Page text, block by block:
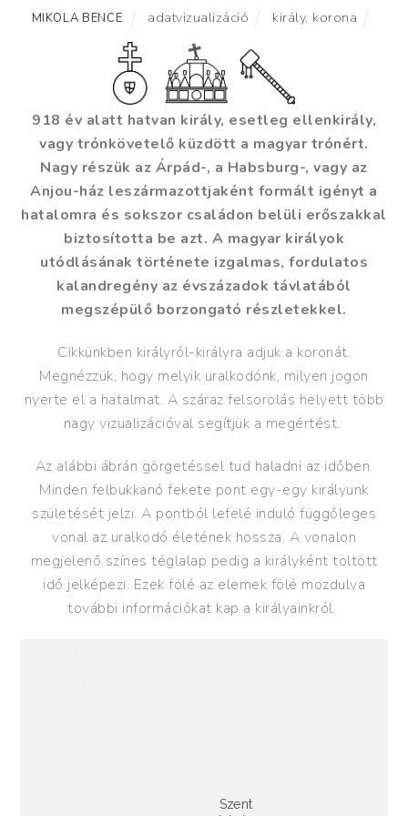
MIKOLA BENCE adatvizualizáció király, korona
918 év alatt hatvan király, esetleg ellenkirály,
vagy trónkövetelő küzdött a magyar trónért.
Nagy részük az Árpád-, a Habsburg-, vagy az
Anjou-ház leszármazottjaként formált igényt a
hatalomra és sokszor családon belüli erőszakkal
biztosította be azt. A magyar királyok
utódlásának története izgalmas, fordulatos
kalandregény az évszázadok távlatából
megszépülő borzongató részletekkel.
Cikkünkben királyról-királyra adjuk a koronát.
Megnézzük, hogy melyik uralkodónk, milyen jogon
nyerte el a hatalmat. A száraz felsorolás helyett több
nagy vizualizációval segítjük a megértést.
Az alábbi ábrán görgetéssel tud haladni az időben.
Minden felbukkanó fekete pont egy-egy királyunk
születését jelzi. A pontból lefelé induló függőleges
vonal az uralkodó életének hossza. A vonalon
megjelenő színes téglalap pedig a királyként töltött
idő jelképezi. Ezek fölé az elemek fölé mozdulva
további információkat kap a királyainkról.
Szent